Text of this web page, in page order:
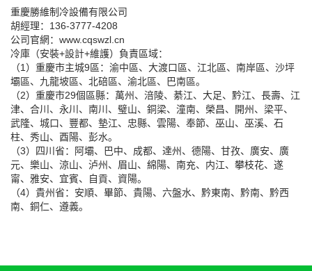
重慶勝維制冷設備有限公司
胡經理：136-3777-4208
公司官網：www.cqswzl.cn
冷庫（安裝+設計+維護）負責區域：
（1）重慶市主城9區：渝中區、大渡口區、江北區、南岸區、沙坪
壩區、九龍坡區、北碚區、渝北區、巴南區。
（2）重慶市29個區縣：萬州、涪陵、綦江、大足、黔江、長壽、江
津、合川、永川、南川、璧山、銅梁、潼南、榮昌、開州、梁平、
武隆、城口、豐都、墊江、忠縣、雲陽、奉節、巫山、巫溪、石
柱、秀山、酉陽、彭水。
（3）四川省：阿壩、巴中、成都、達州、德陽、甘孜、廣安、廣
元、樂山、涼山、泸州、眉山、綿陽、南充、内江、攀枝花、遂
甯、雅安、宜賓、自貢、資陽。
（4）貴州省：安順、畢節、貴陽、六盤水、黔東南、黔南、黔西
南、銅仁、遵義。